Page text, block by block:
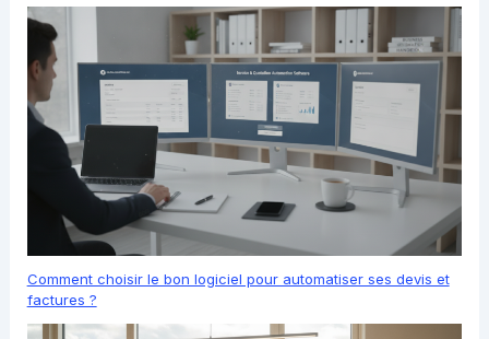
Comment choisir le bon logiciel pour automatiser ses devis et
factures ?